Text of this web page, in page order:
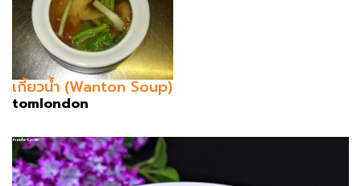
เกี้ยวน้ำ (Wanton Soup)
tomlondon